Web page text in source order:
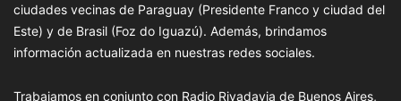
ciudades vecinas de Paraguay (Presidente Franco y ciudad del
Este) y de Brasil (Foz do Iguazú). Además, brindamos
información actualizada en nuestras redes sociales.
Trabajamos en conjunto con Radio Rivadavia de Buenos Aires,